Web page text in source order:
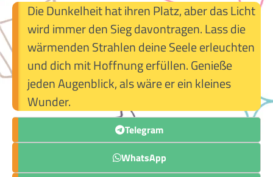
Die Dunkelheit hat ihren Platz, aber das Licht
wird immer den Sieg davontragen. Lass die
wärmenden Strahlen deine Seele erleuchten
und dich mit Hoffnung erfüllen. Genieße
jeden Augenblick, als wäre er ein kleines
Wunder.
Telegram
WhatsApp